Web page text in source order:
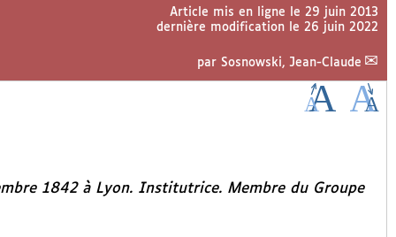
Article mis en ligne le 29 juin 2013
dernière modification le 26 juin 2022
par Sosnowski, Jean-Claude
1842 à Lyon. Institutrice. Membre du Groupe